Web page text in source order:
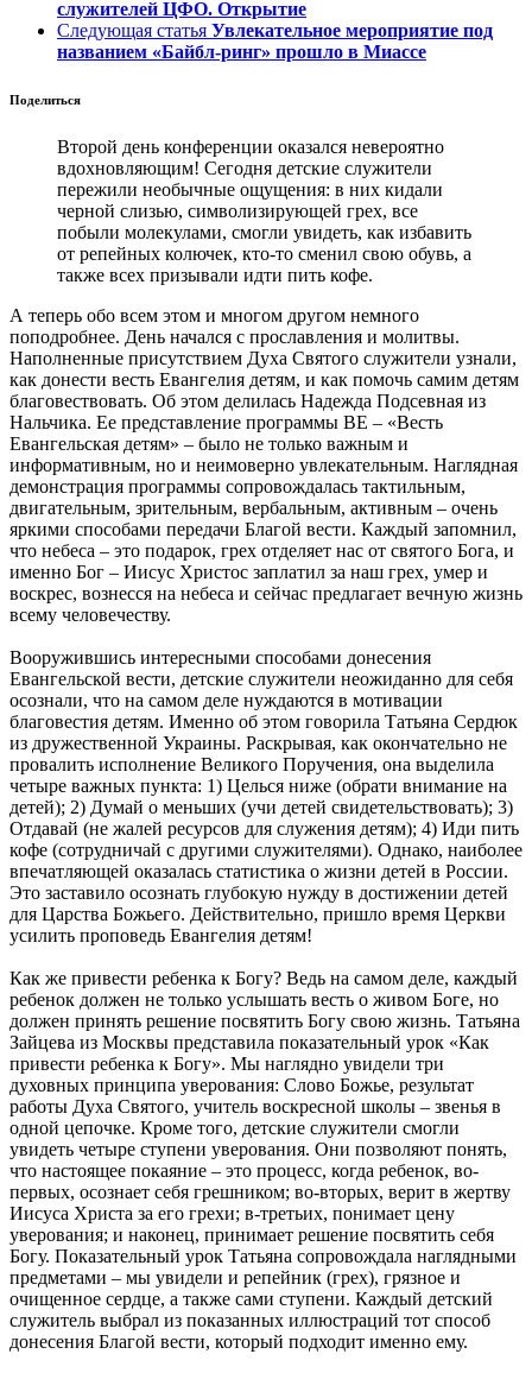
служителей ЦФО. Открытие
Следующая статья Увлекательное мероприятие под
названием «Байбл-ринг» прошло в Миассе
Поделиться
Второй день конференции оказался невероятно
вдохновляющим! Сегодня детские служители
пережили необычные ощущения: в них кидали
черной слизью, символизирующей грех, все
побыли молекулами, смогли увидеть, как избавить
от репейных колючек, кто-то сменил свою обувь, а
также всех призывали идти пить кофе.
А теперь обо всем этом и многом другом немного
поподробнее. День начался с прославления и молитвы.
Наполненные присутствием Духа Святого служители узнали,
как донести весть Евангелия детям, и как помочь самим детям
благовествовать. Об этом делилась Надежда Подсевная из
Нальчика. Ее представление программы ВЕ – «Весть
Евангельская детям» – было не только важным и
информативным, но и неимоверно увлекательным. Наглядная
демонстрация программы сопровождалась тактильным,
двигательным, зрительным, вербальным, активным – очень
яркими способами передачи Благой вести. Каждый запомнил,
что небеса – это подарок, грех отделяет нас от святого Бога, и
именно Бог – Иисус Христос заплатил за наш грех, умер и
воскрес, вознесся на небеса и сейчас предлагает вечную жизнь
всему человечеству.
Вооружившись интересными способами донесения
Евангельской вести, детские служители неожиданно для себя
осознали, что на самом деле нуждаются в мотивации
благовестия детям. Именно об этом говорила Татьяна Сердюк
из дружественной Украины. Раскрывая, как окончательно не
провалить исполнение Великого Поручения, она выделила
четыре важных пункта: 1) Целься ниже (обрати внимание на
детей); 2) Думай о меньших (учи детей свидетельствовать); 3)
Отдавай (не жалей ресурсов для служения детям); 4) Иди пить
кофе (сотрудничай с другими служителями). Однако, наиболее
впечатляющей оказалась статистика о жизни детей в России.
Это заставило осознать глубокую нужду в достижении детей
для Царства Божьего. Действительно, пришло время Церкви
усилить проповедь Евангелия детям!
Как же привести ребенка к Богу? Ведь на самом деле, каждый
ребенок должен не только услышать весть о живом Боге, но
должен принять решение посвятить Богу свою жизнь. Татьяна
Зайцева из Москвы представила показательный урок «Как
привести ребенка к Богу». Мы наглядно увидели три
духовных принципа уверования: Слово Божье, результат
работы Духа Святого, учитель воскресной школы – звенья в
одной цепочке. Кроме того, детские служители смогли
увидеть четыре ступени уверования. Они позволяют понять,
что настоящее покаяние – это процесс, когда ребенок, во-
первых, осознает себя грешником; во-вторых, верит в жертву
Иисуса Христа за его грехи; в-третьих, понимает цену
уверования; и наконец, принимает решение посвятить себя
Богу. Показательный урок Татьяна сопровождала наглядными
предметами – мы увидели и репейник (грех), грязное и
очищенное сердце, а также сами ступени. Каждый детский
служитель выбрал из показанных иллюстраций тот способ
донесения Благой вести, который подходит именно ему.